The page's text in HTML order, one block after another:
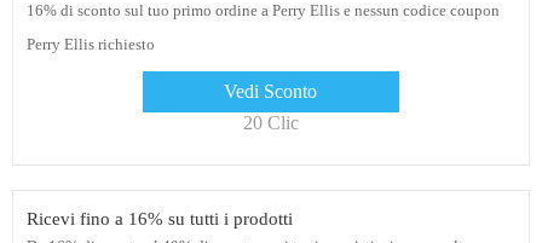
16% di sconto sul tuo primo ordine a Perry Ellis e nessun codice coupon
Perry Ellis richiesto
Vedi Sconto
20 Clic
Ricevi fino a 16% su tutti i prodotti